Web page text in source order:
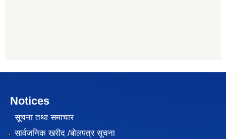
Notices
सूचना तथा समाचार
सार्वजनिक खरीद /बोलपत्र सूचना